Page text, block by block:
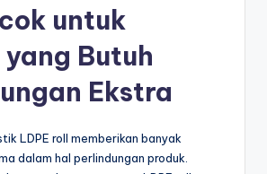
untuk
Butuh
Ekstra
LDPE roll memberikan banyak
dalam hal perlindungan produk.